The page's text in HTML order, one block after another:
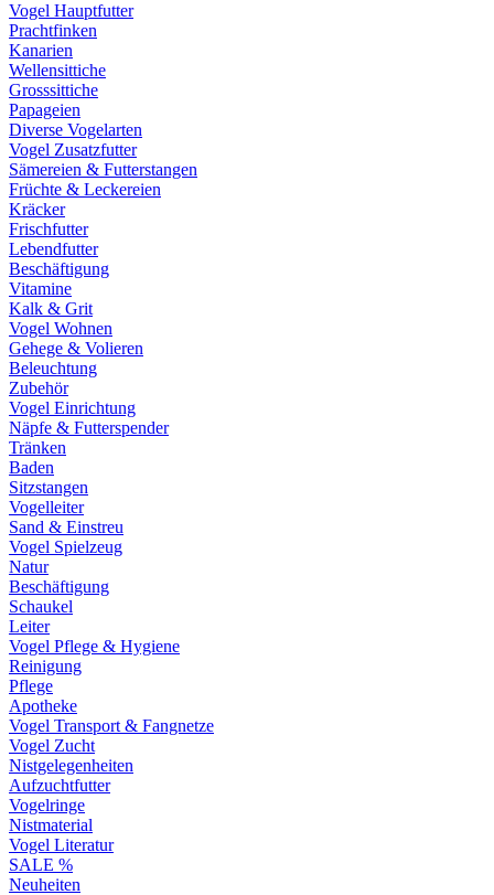
Vogel Hauptfutter
Prachtfinken
Kanarien
Wellensittiche
Grosssittiche
Papageien
Diverse Vogelarten
Vogel Zusatzfutter
Sämereien & Futterstangen
Früchte & Leckereien
Kräcker
Frischfutter
Lebendfutter
Beschäftigung
Vitamine
Kalk & Grit
Vogel Wohnen
Gehege & Volieren
Beleuchtung
Zubehör
Vogel Einrichtung
Näpfe & Futterspender
Tränken
Baden
Sitzstangen
Vogelleiter
Sand & Einstreu
Vogel Spielzeug
Natur
Beschäftigung
Schaukel
Leiter
Vogel Pflege & Hygiene
Reinigung
Pflege
Apotheke
Vogel Transport & Fangnetze
Vogel Zucht
Nistgelegenheiten
Aufzuchtfutter
Vogelringe
Nistmaterial
Vogel Literatur
SALE %
Neuheiten